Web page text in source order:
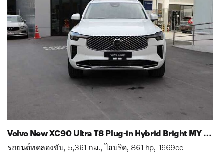
Volvo New XC90 Ultra T8 Plug-in Hybrid Bright MY 25
รถยนต์ทดลองขับ 5,361 กม. ไฮบริด 861 hp 1969cc